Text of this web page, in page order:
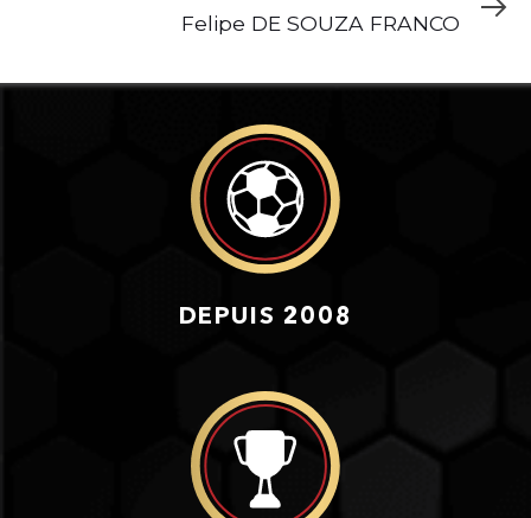
Article
Felipe DE SOUZA FRANCO
DEPUIS 2008